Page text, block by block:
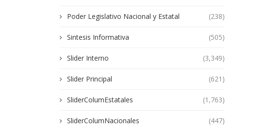
Poder Legislativo Nacional y Estatal (238)
Sintesis Informativa (505)
Slider Interno (3,349)
Slider Principal (621)
SliderColumEstatales (1,763)
SliderColumNacionales (447)